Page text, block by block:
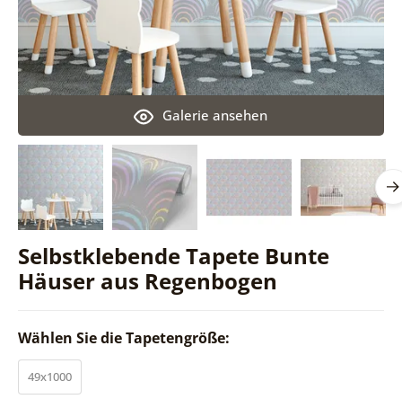
Selbstklebende Tapete Bunte
Häuser aus Regenbogen
Galerie ansehen
Wählen Sie die Tapetengröße:
49x1000